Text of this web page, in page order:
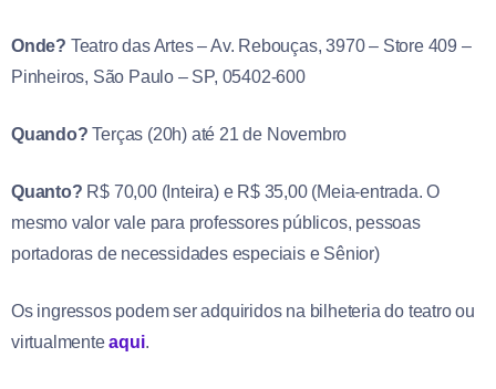
Onde? Teatro das Artes – Av. Rebouças, 3970 – Store 409 –
Pinheiros, São Paulo – SP, 05402-600
Quando? Terças (20h) até 21 de Novembro
Quanto? R$ 70,00 (Inteira) e R$ 35,00 (Meia-entrada. O
mesmo valor vale para professores públicos, pessoas
portadoras de necessidades especiais e Sênior)
Os ingressos podem ser adquiridos na bilheteria do teatro ou
virtualmenteaqui.